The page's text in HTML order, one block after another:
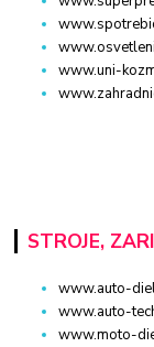
www.uni-
STROJE,
www.auto-
www.auto-
www.moto-